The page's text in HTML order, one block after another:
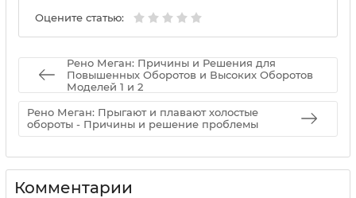
Оцените статью:
Рено Меган: Причины и Решения для
Повышенных Оборотов и Высоких Оборотов
Моделей 1 и 2
Рено Меган: Прыгают и плавают холостые
обороты - Причины и решение проблемы
Комментарии